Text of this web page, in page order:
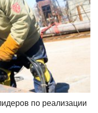
по реализации